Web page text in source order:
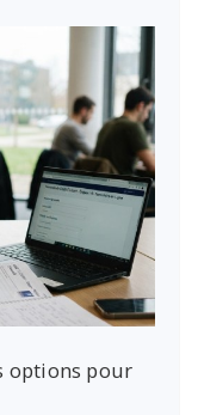
Antémed
Epsilon
!
options pour